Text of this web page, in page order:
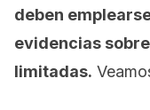
deben
evidencias
limitadas.